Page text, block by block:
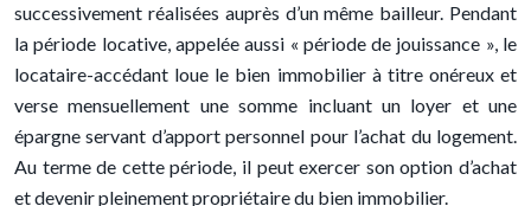
successivement réalisées auprès d’un même bailleur. Pendant
la période locative, appelée aussi « période de jouissance », le
locataire-accédant loue le bien immobilier à titre onéreux et
verse mensuellement une somme incluant un loyer et une
épargne servant d’apport personnel pour l’achat du logement.
Au terme de cette période, il peut exercer son option d’achat
et devenir pleinement propriétaire du bien immobilier.